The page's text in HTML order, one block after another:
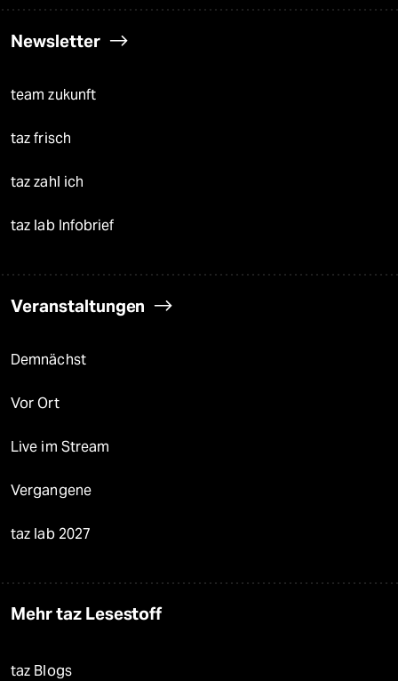
Newsletter
team zukunft
taz frisch
taz zahl ich
taz lab Infobrief
Veranstaltungen
Demnächst
Vor Ort
Live im Stream
Vergangene
taz lab 2027
Mehr taz Lesestoff
taz Blogs